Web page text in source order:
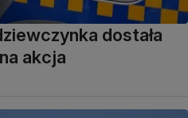
dostała
akcja